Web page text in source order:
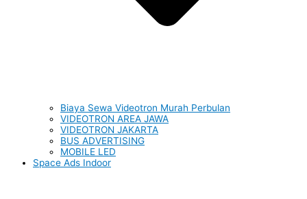
Biaya Sewa Videotron Murah Perbulan
VIDEOTRON AREA JAWA
VIDEOTRON JAKARTA
BUS ADVERTISING
MOBILE LED
Space Ads Indoor